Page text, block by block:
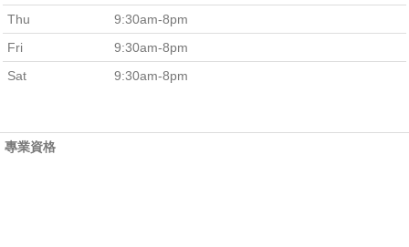
Thu
9:30am-8pm
Fri
9:30am-8pm
Sat
9:30am-8pm
專業資格